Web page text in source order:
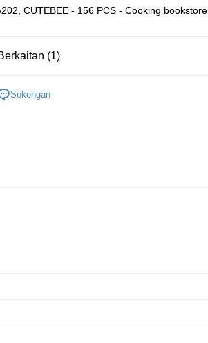
percuma
CUTEBEE - 156 PCS - Cooking bookstore
(1)
Sokongan